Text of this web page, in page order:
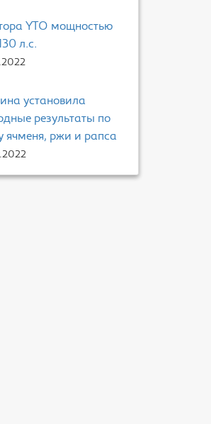
YTO мощностью
л.с.
установила
результаты по
ячменя, ржи и рапса